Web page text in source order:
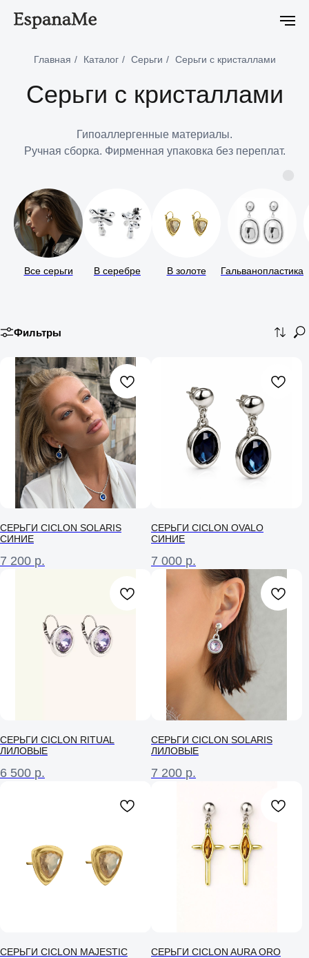
Ciclon Eclipse уже в продаже Новейшая коллекция Ciclon
Главная / Каталог / Серьги / Серьги с кристаллами
Серьги с кристаллами
Гипоаллергенные материалы.
Ручная сборка. Фирменная упаковка без переплат.
Все серьги В серебре В золоте Гальванопластика
Фильтры
СЕРЬГИ CICLON SOLARIS
СИНИЕ
7 200 р.
СЕРЬГИ CICLON OVALO
СИНИЕ
7 000 р.
СЕРЬГИ CICLON RITUAL
ЛИЛОВЫЕ
6 500 р.
СЕРЬГИ CICLON SOLARIS
ЛИЛОВЫЕ
7 200 р.
СЕРЬГИ CICLON MAJESTIC
СЕРЬГИ CICLON AURA ORO